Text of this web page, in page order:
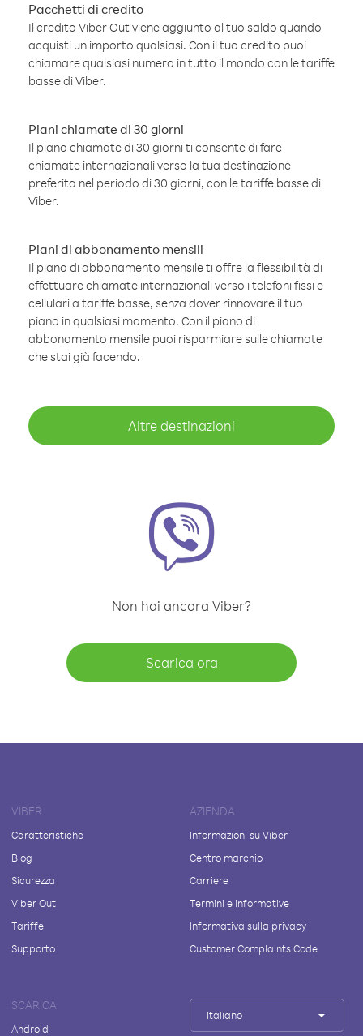
Pacchetti di credito
Il credito Viber Out viene aggiunto al tuo saldo quando
acquisti un importo qualsiasi. Con il tuo credito puoi
chiamare qualsiasi numero in tutto il mondo con le tariffe
basse di Viber.
Piani chiamate di 30 giorni
Il piano chiamate di 30 giorni ti consente di fare
chiamate internazionali verso la tua destinazione
preferita nel periodo di 30 giorni, con le tariffe basse di
Viber.
Piani di abbonamento mensili
Il piano di abbonamento mensile ti offre la flessibilità di
effettuare chiamate internazionali verso i telefoni fissi e
cellulari a tariffe basse, senza dover rinnovare il tuo
piano in qualsiasi momento. Con il piano di
abbonamento mensile puoi risparmiare sulle chiamate
che stai già facendo.
Altre destinazioni
Non hai ancora Viber?
Scarica ora
VIBER
Caratteristiche
Blog
Sicurezza
Viber Out
Tariffe
Supporto
AZIENDA
Informazioni su Viber
Centro marchio
Carriere
Termini e informative
Informativa sulla privacy
Customer Complaints Code
SCARICA
Android
Italiano